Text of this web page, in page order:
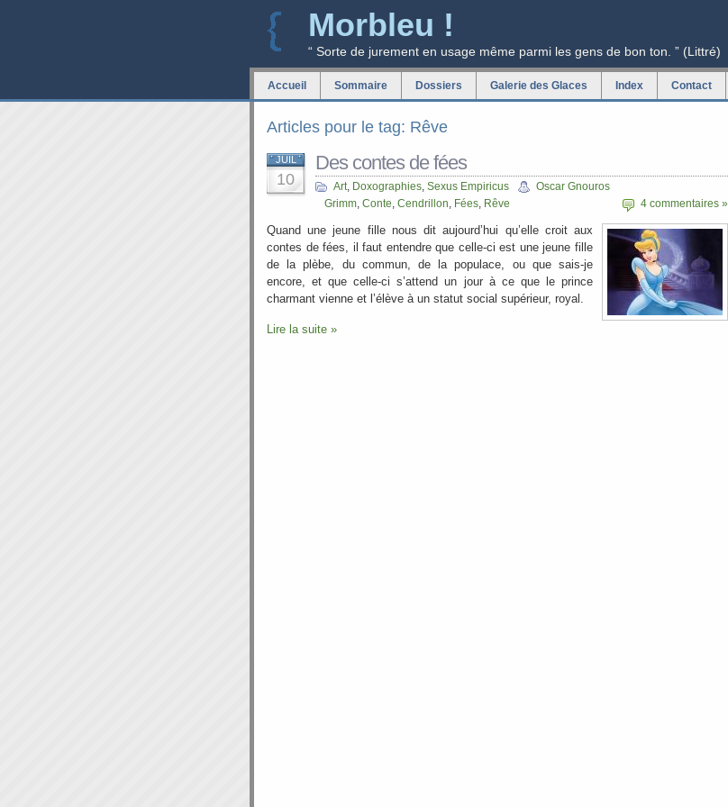
Morbleu !
“ Sorte de jurement en usage même parmi les gens de bon ton. ” (Littré)
Accueil Sommaire Dossiers Galerie des Glaces Index Contact
Articles pour le tag: Rêve
JUIL
10
Des contes de fées
Art, Doxographies, Sexus Empiricus
Oscar Gnouros
Grimm, Conte, Cendrillon, Fées, Rêve 4 commentaires »
Quand une jeune fille nous dit aujourd’hui qu’elle croit aux
contes de fées, il faut entendre que celle-ci est une jeune fille
de la plèbe, du commun, de la populace, ou que sais-je
encore, et que celle-ci s’attend un jour à ce que le prince
charmant vienne et l’élève à un statut social supérieur, royal.
Lire la suite »